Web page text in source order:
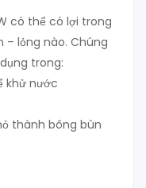
có thể có lợi trong
lỏng nào. Chúng
trong:
khử nước
thành bông bùn